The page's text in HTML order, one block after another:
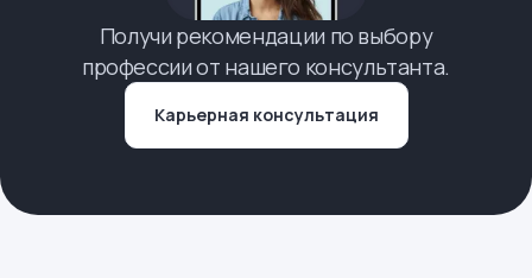
Получи рекомендации по выбору
профессии от нашего консультанта.
Карьерная консультация